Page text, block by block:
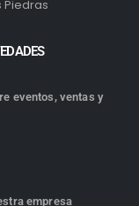
Piedras
eventos, ventas y
empresa